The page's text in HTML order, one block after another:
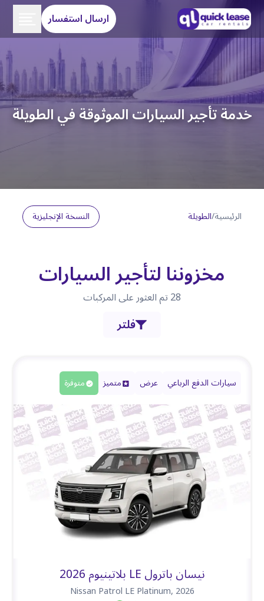
ارسال استفسار
خدمة تأجير السيارات الموثوقة في الطويلة
الرئيسية/الطويلة النسخة الإنجليزية
مخزوننا لتأجير السيارات
28تم العثور على المركبات
فلتر
سيارات الدفع الرباعي عرض متميز متوفرة
نيسان باترول LE بلاتينيوم 2026
Nissan Patrol LE Platinum,2026